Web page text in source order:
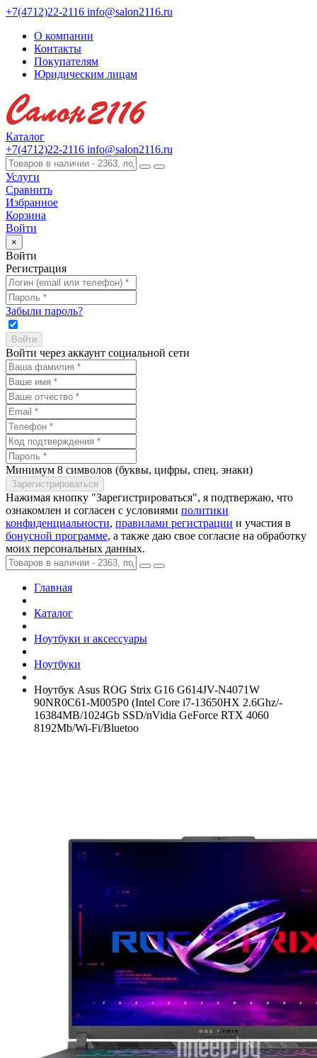
+7(4712)22-2116 info@salon2116.ru
О компании
Контакты
Покупателям
Юридическим лицам
Каталог
+7(4712)22-2116 info@salon2116.ru
Услуги
Сравнить
Избранное
Корзина
Войти
×
Войти
Регистрация
Забыли пароль?
Войти через аккаунт социальной сети
Минимум 8 символов (буквы, цифры, спец. знаки)
Нажимая кнопку "Зарегистрироваться", я подтвержаю, что
ознакомлен и согласен с условиями политики
конфиденциальности, правилами регистрации и участия в
бонусной программе, а также даю свое согласие на обработку
моих персональных данных.
Главная
Каталог
Ноутбуки и аксессуары
Ноутбуки
Ноутбук Asus ROG Strix G16 G614JV-N4071W
90NR0C61-M005P0 (Intel Core i7-13650HX 2.6Ghz/­
16384MB/­1024Gb SSD/­nVidia GeForce RTX 4060
8192Mb/­Wi-Fi/­Bluetoo